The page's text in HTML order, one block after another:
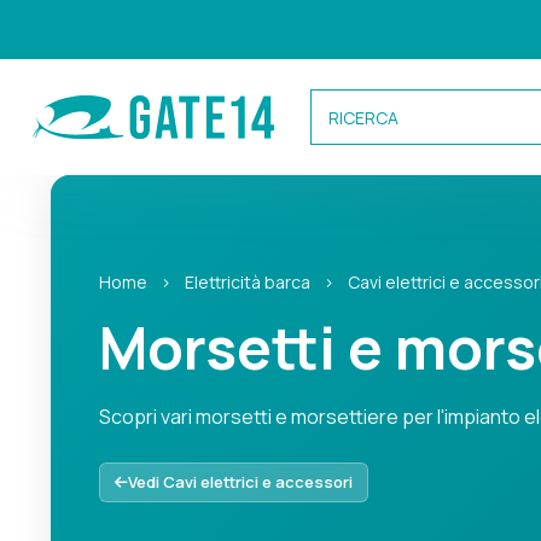
Categorie
Home › Elettricità barca › Cavi elettrici e accessori
Morsetti e
Scopri vari morsetti e morsettiere per l'impianto
Scopri vari morsetti e morsettiere per l'impianto
Vedi Cavi elettrici e accessori